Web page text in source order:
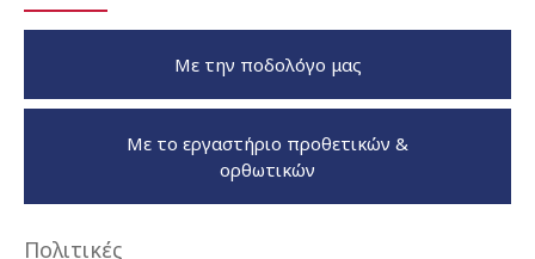
Με την ποδολόγο μας
Με το εργαστήριο προθετικών &
ορθωτικών
Πολιτικές